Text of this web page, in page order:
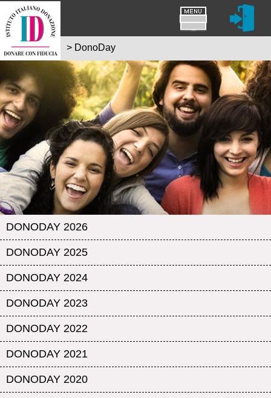
DONODAY 2026
DONODAY 2025
DONODAY 2024
DONODAY 2023
DONODAY 2022
DONODAY 2021
DONODAY 2020
> DonoDay